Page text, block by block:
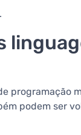
programação
podem ser